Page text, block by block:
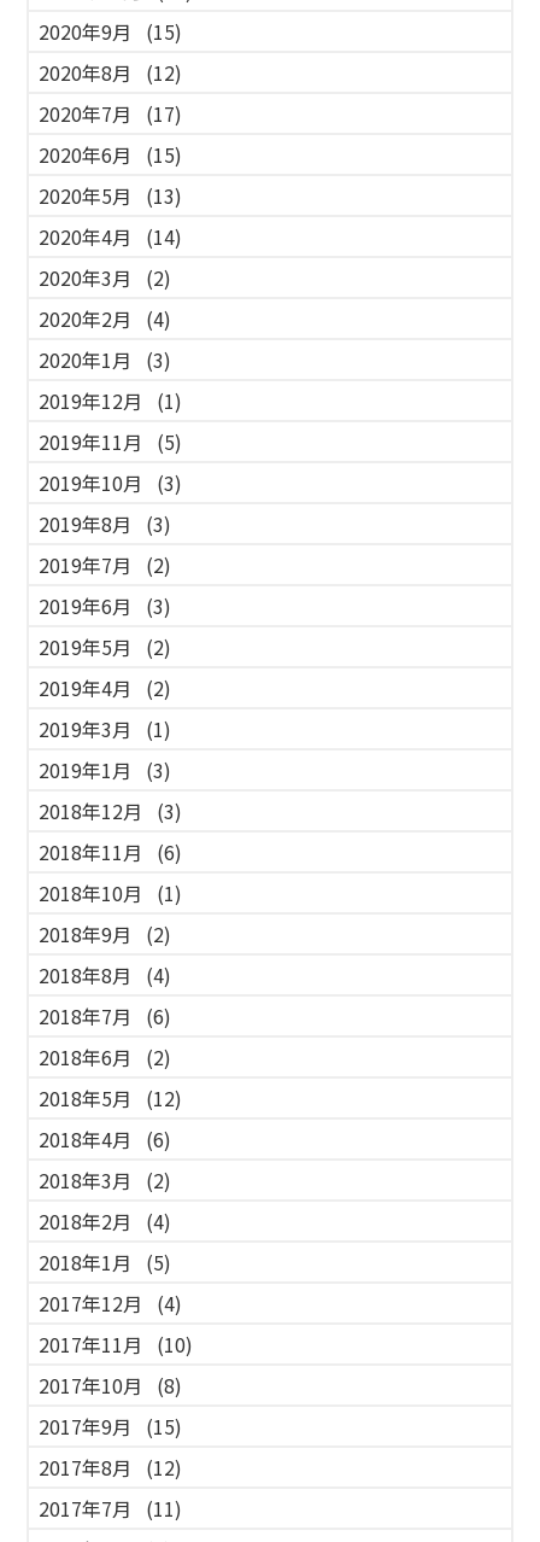
2020年9月
(15)
2020年8月
(12)
2020年7月
(17)
2020年6月
(15)
2020年5月
(13)
2020年4月
(14)
2020年3月
(2)
2020年2月
(4)
2020年1月
(3)
2019年12月
(1)
2019年11月
(5)
2019年10月
(3)
2019年8月
(3)
2019年7月
(2)
2019年6月
(3)
2019年5月
(2)
2019年4月
(2)
2019年3月
(1)
2019年1月
(3)
2018年12月
(3)
2018年11月
(6)
2018年10月
(1)
2018年9月
(2)
2018年8月
(4)
2018年7月
(6)
2018年6月
(2)
2018年5月
(12)
2018年4月
(6)
2018年3月
(2)
2018年2月
(4)
2018年1月
(5)
2017年12月
(4)
2017年11月
(10)
2017年10月
(8)
2017年9月
(15)
2017年8月
(12)
2017年7月
(11)